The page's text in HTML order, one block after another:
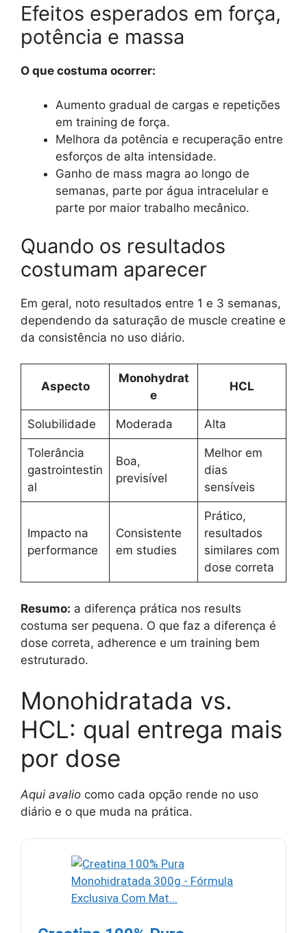
Efeitos esperados em força,
potência e massa
O que costuma ocorrer:
Aumento gradual de cargas e repetições
em training de força.
Melhora da potência e recuperação entre
esforços de alta intensidade.
Ganho de mass magra ao longo de
semanas, parte por água intracelular e
parte por maior trabalho mecânico.
Quando os resultados
costumam aparecer
Em geral, noto resultados entre 1 e 3 semanas,
dependendo da saturação de muscle creatine e
da consistência no uso diário.
Aspecto
Monohydrat
e
HCL
Solubilidade Moderada Alta
Tolerância
gastrointestin
al
Boa,
previsível
Melhor em
dias
sensíveis
Impacto na
performance
Consistente
em studies
Prático,
resultados
similares com
dose correta
Resumo: a diferença prática nos results
costuma ser pequena. O que faz a diferença é
dose correta, adherence e um training bem
estruturado.
Monohidratada vs.
HCL: qual entrega mais
por dose
Aqui avalio como cada opção rende no uso
diário e o que muda na prática.